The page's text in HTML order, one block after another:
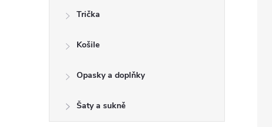
Trička
Košile
Opasky a doplňky
Šaty a sukně